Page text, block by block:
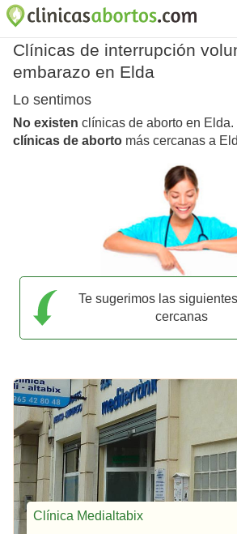
Clínicas de interrupción
embarazo en Elda
Lo sentimos
No existen clínicas de aborto en
clínicas de aborto más cercanas a
Te sugerimos las
cercanas
Clínica Medialtabix